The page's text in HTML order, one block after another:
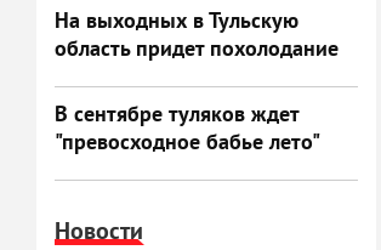
На выходных в Тульскую
область придет похолодание
В сентябре туляков ждет
"превосходное бабье лето"
Новости